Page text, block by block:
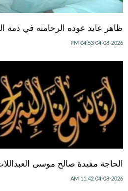
ظاهر عايد عوده الرحامنه في ذمة
04-08-2026 04:53 PM
الحاجة مفيدة صالح موسى
04-08-2026 11:42 AM